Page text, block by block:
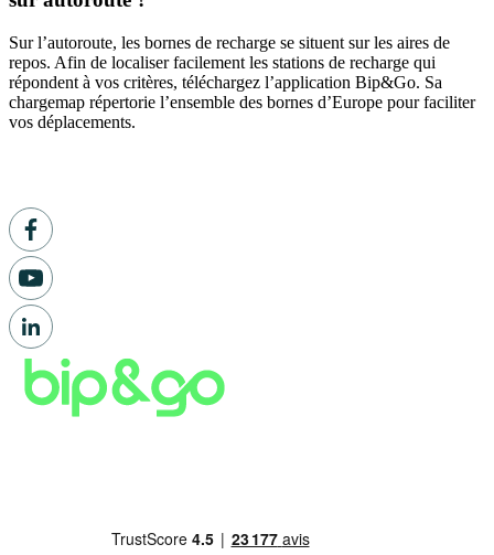
Sur l’autoroute, les bornes de recharge se situent sur les aires de
repos. Afin de localiser facilement les stations de recharge qui
répondent à vos critères, téléchargez l’application Bip&Go. Sa
chargemap répertorie l’ensemble des bornes d’Europe pour faciliter
vos déplacements.